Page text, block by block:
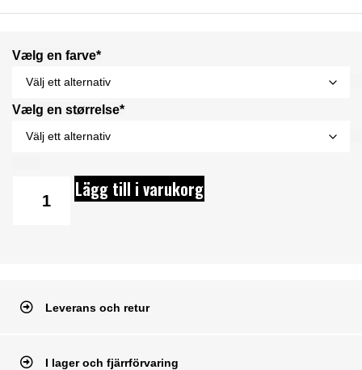
Vælg en farve*
Vælg en størrelse*
Lägg till i varukorg
Leverans och retur
I lager och fjärrförvaring